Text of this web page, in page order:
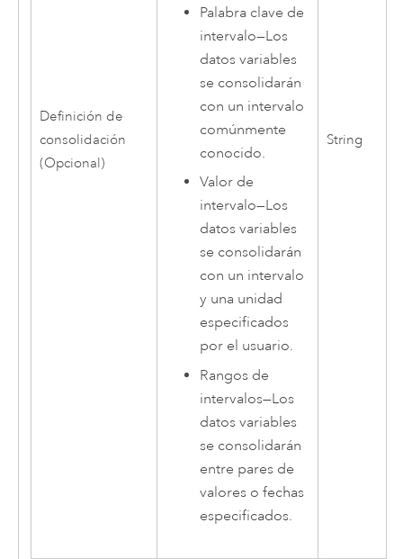
Definición de
consolidación
(Opcional)
Palabra clave de
intervalo—Los
datos variables
se consolidarán
con un intervalo
comúnmente
conocido.
Valor de
intervalo—Los
datos variables
se consolidarán
con un intervalo
y una unidad
especificados
por el usuario.
Rangos de
intervalos—Los
datos variables
se consolidarán
entre pares de
valores o fechas
especificados.
String